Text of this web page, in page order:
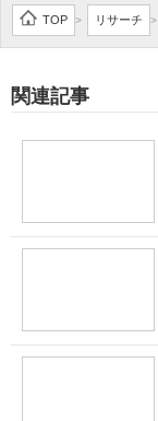
TOP > リサーチ >
関連記事